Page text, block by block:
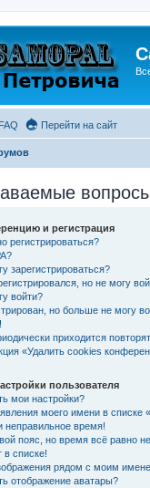
FAQ Перейти на сайт
и регистрация
регистрироваться?
зарегистрироваться?
но не могу
войти?
но больше не могу
приходится
«Удалить cookies
пользователя
мои настройки?
моего имени в списке
неправильное время!
пояс, но время всё равно
в списке!
рядом с моим
отображение аватары?